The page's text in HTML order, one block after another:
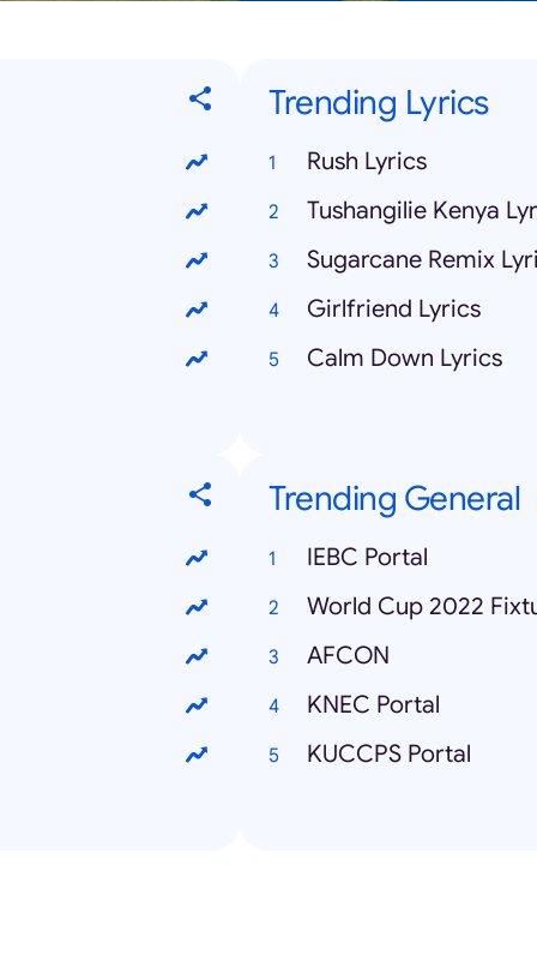
Trending Lyrics
Rush Lyrics
Tushangilie Kenya
Sugarcane Remix
Girlfriend Lyrics
Calm Down Lyrics
Trending General
IEBC Portal
World Cup 2022
AFCON
KNEC Portal
KUCCPS Portal